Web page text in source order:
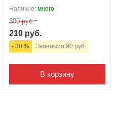
Наличие: много
300 руб.
210 руб.
- 30 % Экономия 90 руб.
В корзину